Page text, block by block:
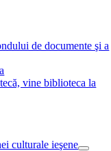
de documente şi a
vine biblioteca la
culturale ieşene